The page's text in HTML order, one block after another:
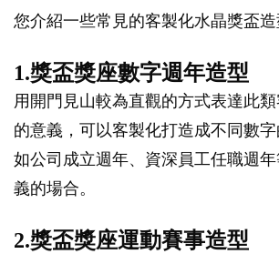
您介紹一些常見的客製化水晶獎盃造
1.獎盃獎座數字週年造型
用開門見山較為直觀的方式表達此
的意義，可以客製化打造成不同數
如公司成立週年、資深員工任職週
義的場合。
2.獎盃獎座運動賽事造型